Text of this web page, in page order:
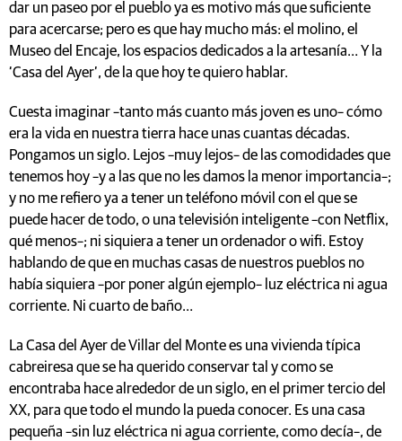
dar un paseo por el pueblo ya es motivo más que suficiente
para acercarse; pero es que hay mucho más: el molino, el
Museo del Encaje, los espacios dedicados a la artesanía… Y la
‘Casa del Ayer’, de la que hoy te quiero hablar.
Cuesta imaginar –tanto más cuanto más joven es uno– cómo
era la vida en nuestra tierra hace unas cuantas décadas.
Pongamos un siglo. Lejos –muy lejos– de las comodidades que
tenemos hoy –y a las que no les damos la menor importancia–;
y no me refiero ya a tener un teléfono móvil con el que se
puede hacer de todo, o una televisión inteligente –con Netflix,
qué menos–; ni siquiera a tener un ordenador o wifi. Estoy
hablando de que en muchas casas de nuestros pueblos no
había siquiera –por poner algún ejemplo– luz eléctrica ni agua
corriente. Ni cuarto de baño…
La Casa del Ayer de Villar del Monte es una vivienda típica
cabreiresa que se ha querido conservar tal y como se
encontraba hace alrededor de un siglo, en el primer tercio del
XX, para que todo el mundo la pueda conocer. Es una casa
pequeña –sin luz eléctrica ni agua corriente, como decía–, de